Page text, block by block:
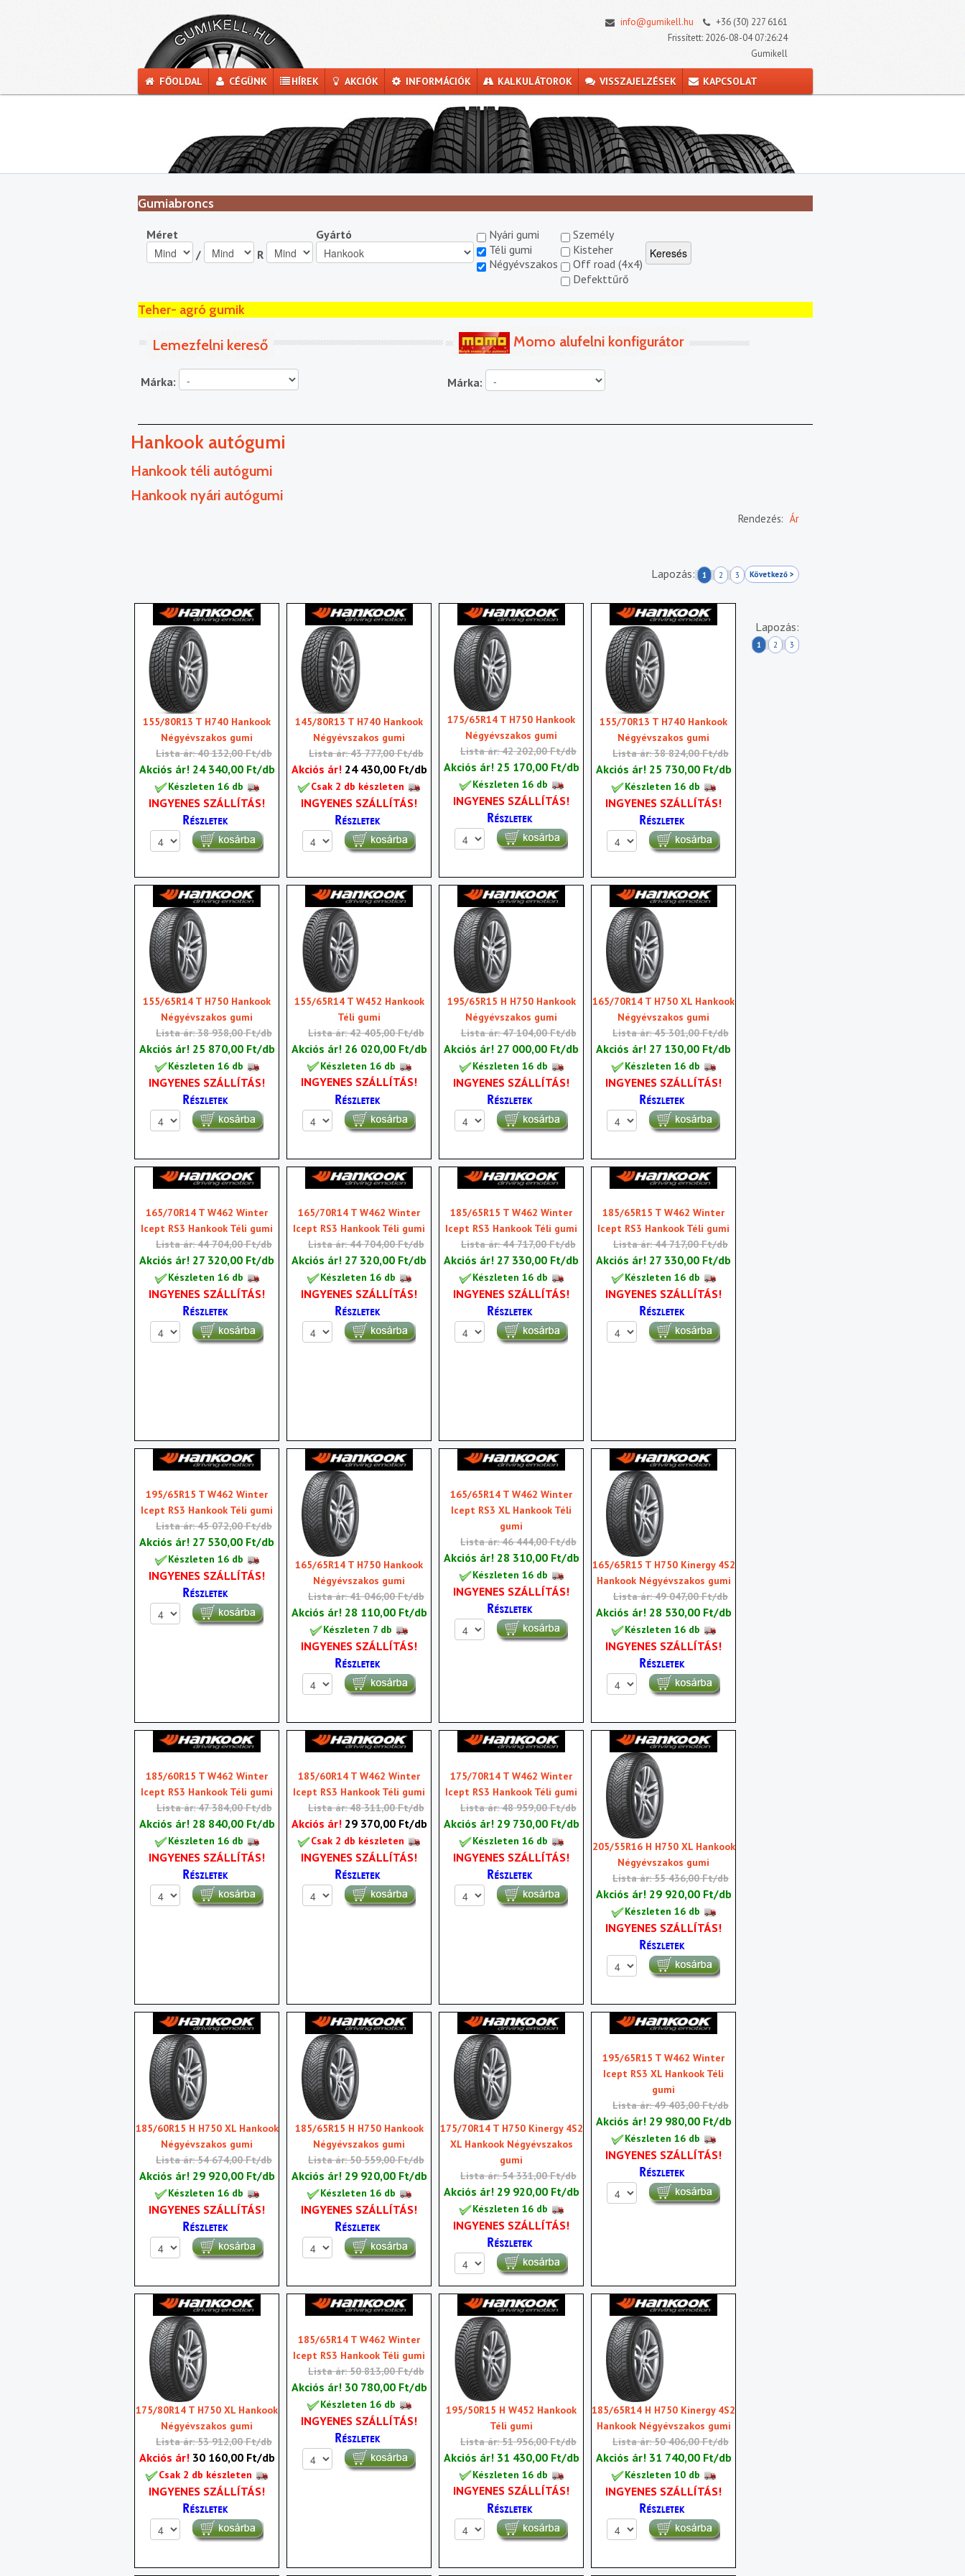
info@gumikell.hu
+36 (30) 227 6161
Frissített: 2026-08-04 07:26:24
Gumikell
FŐOLDAL CÉGÜNK HÍREK AKCIÓK INFORMÁCIÓK KALKULÁTOROK VISSZAJELZÉSEK KAPCSOLAT
Gumiabroncs
Méret
/
R
Gyártó
Nyári gumi
Téli gumi
Négyévszakos
Személy
Kisteher
Off road (4x4)
Defekttűrő
Teher- agró gumik
Lemezfelni kereső
Márka:
Momo alufelni konfigurátor
Márka:
Hankook autógumi
Hankook téli autógumi
Hankook nyári autógumi
Rendezés: Ár
Lapozás: 1 2 3 Következő >
155/80R13 T H740 Hankook
Négyévszakos gumi
Lista ár: 40 132,00 Ft/db
Akciós ár! 24 340,00 Ft/db
Készleten 16 db
INGYENES SZÁLLÍTÁS!
145/80R13 T H740 Hankook
Négyévszakos gumi
Lista ár: 43 777,00 Ft/db
Akciós ár! 24 430,00 Ft/db
Csak 2 db készleten
INGYENES SZÁLLÍTÁS!
175/65R14 T H750 Hankook
Négyévszakos gumi
Lista ár: 42 202,00 Ft/db
Akciós ár! 25 170,00 Ft/db
Készleten 16 db
INGYENES SZÁLLÍTÁS!
155/70R13 T H740 Hankook
Négyévszakos gumi
Lista ár: 38 824,00 Ft/db
Akciós ár! 25 730,00 Ft/db
Készleten 16 db
INGYENES SZÁLLÍTÁS!
155/65R14 T H750 Hankook
Négyévszakos gumi
Lista ár: 38 938,00 Ft/db
Akciós ár! 25 870,00 Ft/db
Készleten 16 db
INGYENES SZÁLLÍTÁS!
155/65R14 T W452 Hankook
Téli gumi
Lista ár: 42 405,00 Ft/db
Akciós ár! 26 020,00 Ft/db
Készleten 16 db
INGYENES SZÁLLÍTÁS!
195/65R15 H H750 Hankook
Négyévszakos gumi
Lista ár: 47 104,00 Ft/db
Akciós ár! 27 000,00 Ft/db
Készleten 16 db
INGYENES SZÁLLÍTÁS!
165/70R14 T H750 XL Hankook
Négyévszakos gumi
Lista ár: 45 301,00 Ft/db
Akciós ár! 27 130,00 Ft/db
Készleten 16 db
INGYENES SZÁLLÍTÁS!
165/70R14 T W462 Winter
Icept RS3 Hankook Téli gumi
Lista ár: 44 704,00 Ft/db
Akciós ár! 27 320,00 Ft/db
Készleten 16 db
INGYENES SZÁLLÍTÁS!
165/70R14 T W462 Winter
Icept RS3 Hankook Téli gumi
Lista ár: 44 704,00 Ft/db
Akciós ár! 27 320,00 Ft/db
Készleten 16 db
INGYENES SZÁLLÍTÁS!
185/65R15 T W462 Winter
Icept RS3 Hankook Téli gumi
Lista ár: 44 717,00 Ft/db
Akciós ár! 27 330,00 Ft/db
Készleten 16 db
INGYENES SZÁLLÍTÁS!
185/65R15 T W462 Winter
Icept RS3 Hankook Téli gumi
Lista ár: 44 717,00 Ft/db
Akciós ár! 27 330,00 Ft/db
Készleten 16 db
INGYENES SZÁLLÍTÁS!
195/65R15 T W462 Winter
Icept RS3 Hankook Téli gumi
Lista ár: 45 072,00 Ft/db
Akciós ár! 27 530,00 Ft/db
Készleten 16 db
INGYENES SZÁLLÍTÁS!
165/65R14 T H750 Hankook
Négyévszakos gumi
Lista ár: 41 046,00 Ft/db
Akciós ár! 28 110,00 Ft/db
Készleten 7 db
INGYENES SZÁLLÍTÁS!
165/65R14 T W462 Winter
Icept RS3 XL Hankook Téli
gumi
Lista ár: 46 444,00 Ft/db
Akciós ár! 28 310,00 Ft/db
Készleten 16 db
INGYENES SZÁLLÍTÁS!
165/65R15 T H750 Kinergy 4S2
Hankook Négyévszakos gumi
Lista ár: 49 047,00 Ft/db
Akciós ár! 28 530,00 Ft/db
Készleten 16 db
INGYENES SZÁLLÍTÁS!
185/60R15 T W462 Winter
Icept RS3 Hankook Téli gumi
Lista ár: 47 384,00 Ft/db
Akciós ár! 28 840,00 Ft/db
Készleten 16 db
INGYENES SZÁLLÍTÁS!
185/60R14 T W462 Winter
Icept RS3 Hankook Téli gumi
Lista ár: 48 311,00 Ft/db
Akciós ár! 29 370,00 Ft/db
Csak 2 db készleten
INGYENES SZÁLLÍTÁS!
175/70R14 T W462 Winter
Icept RS3 Hankook Téli gumi
Lista ár: 48 959,00 Ft/db
Akciós ár! 29 730,00 Ft/db
Készleten 16 db
INGYENES SZÁLLÍTÁS!
205/55R16 H H750 XL Hankook
Négyévszakos gumi
Lista ár: 55 436,00 Ft/db
Akciós ár! 29 920,00 Ft/db
Készleten 16 db
INGYENES SZÁLLÍTÁS!
185/60R15 H H750 XL Hankook
Négyévszakos gumi
Lista ár: 54 674,00 Ft/db
Akciós ár! 29 920,00 Ft/db
Készleten 16 db
INGYENES SZÁLLÍTÁS!
185/65R15 H H750 Hankook
Négyévszakos gumi
Lista ár: 50 559,00 Ft/db
Akciós ár! 29 920,00 Ft/db
Készleten 16 db
INGYENES SZÁLLÍTÁS!
175/70R14 T H750 Kinergy 4S2
XL Hankook Négyévszakos
gumi
Lista ár: 54 331,00 Ft/db
Akciós ár! 29 920,00 Ft/db
Készleten 16 db
INGYENES SZÁLLÍTÁS!
195/65R15 T W462 Winter
Icept RS3 XL Hankook Téli
gumi
Lista ár: 49 403,00 Ft/db
Akciós ár! 29 980,00 Ft/db
Készleten 16 db
INGYENES SZÁLLÍTÁS!
175/80R14 T H750 XL Hankook
Négyévszakos gumi
Lista ár: 53 912,00 Ft/db
Akciós ár! 30 160,00 Ft/db
Csak 2 db készleten
INGYENES SZÁLLÍTÁS!
185/65R14 T W462 Winter
Icept RS3 Hankook Téli gumi
Lista ár: 50 813,00 Ft/db
Akciós ár! 30 780,00 Ft/db
Készleten 16 db
INGYENES SZÁLLÍTÁS!
195/50R15 H W452 Hankook
Téli gumi
Lista ár: 51 956,00 Ft/db
Akciós ár! 31 430,00 Ft/db
Készleten 16 db
INGYENES SZÁLLÍTÁS!
185/65R14 H H750 Kinergy 4S2
Hankook Négyévszakos gumi
Lista ár: 50 406,00 Ft/db
Akciós ár! 31 740,00 Ft/db
Készleten 10 db
INGYENES SZÁLLÍTÁS!
Lapozás:
1 2 3